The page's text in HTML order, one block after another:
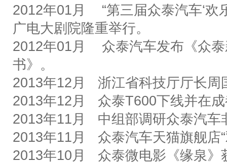
2012年01月 “第三届众泰汽车‘欢
广电大剧院隆重举行。
2012年01月
众泰汽车发布《众
书》。
2013年12月
浙江省科技厅厅长周
2013年12月 众泰T600下线并在
2013年11月 中组部调研众泰汽车
2013年11月 众泰汽车天猫旗舰店“
2013年10月
众泰微电影《缘泉》